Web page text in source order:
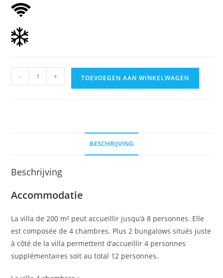
- + TOEVOEGEN AAN WINKELWAGEN
BESCHRIJVING
Beschrijving
Accommodatie
La villa de 200 m² peut accueillir jusqu’à 8 personnes. Elle
est composée de 4 chambres. Plus 2 bungalows situés juste
à côté de la villa permettent d’accueillir 4 personnes
supplémentaires soit au total 12 personnes.